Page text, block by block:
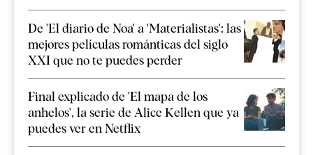
De 'El diario de Noa' a 'Materialistas': las
mejores películas románticas del siglo
XXI que no te puedes perder
Final explicado de 'El mapa de los
anhelos', la serie de Alice Kellen que ya
puedes ver en Netflix